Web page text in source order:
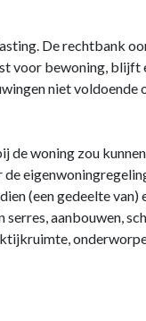
De rechtbank
voor bewoning, blijft
niet voldoende
woning zou
(een gedeelte van)
aanbouwen,